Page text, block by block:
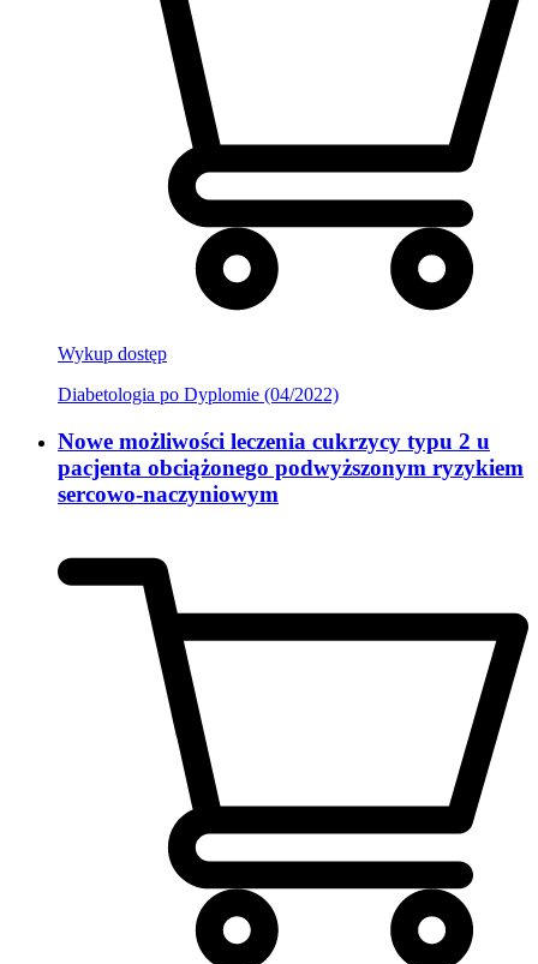
Wykup dostęp
Diabetologia po Dyplomie (04/2022)
Nowe możliwości leczenia cukrzycy typu 2 u
pacjenta obciążonego podwyższonym ryzykiem
sercowo-naczyniowym